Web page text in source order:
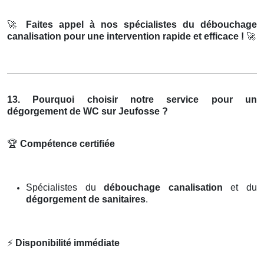
🚀
Faites appel à nos spécialistes du débouchage
canalisation pour une intervention rapide et efficace ! 🚀
13. Pourquoi choisir notre service pour un
dégorgement de WC sur Jeufosse ?
🏆 Compétence certifiée
Spécialistes dudébouchage canalisation et du
dégorgement de sanitaires.
⚡ Disponibilité immédiate